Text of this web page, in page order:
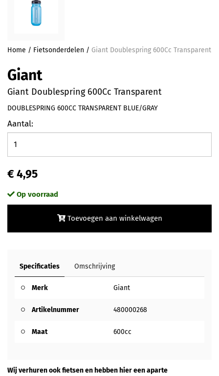
Home / Fietsonderdelen / Giant Doublespring 600Cc Transparent
Giant
Giant Doublespring 600Cc Transparent
DOUBLESPRING 600CC TRANSPARENT BLUE/GRAY
Aantal:
€ 4,95
Op voorraad
Toevoegen aan winkelwagen
Specificaties Omschrijving
Merk Giant
Artikelnummer 480000268
Maat 600cc
Wij verhuren ook fietsen en hebben hier een aparte